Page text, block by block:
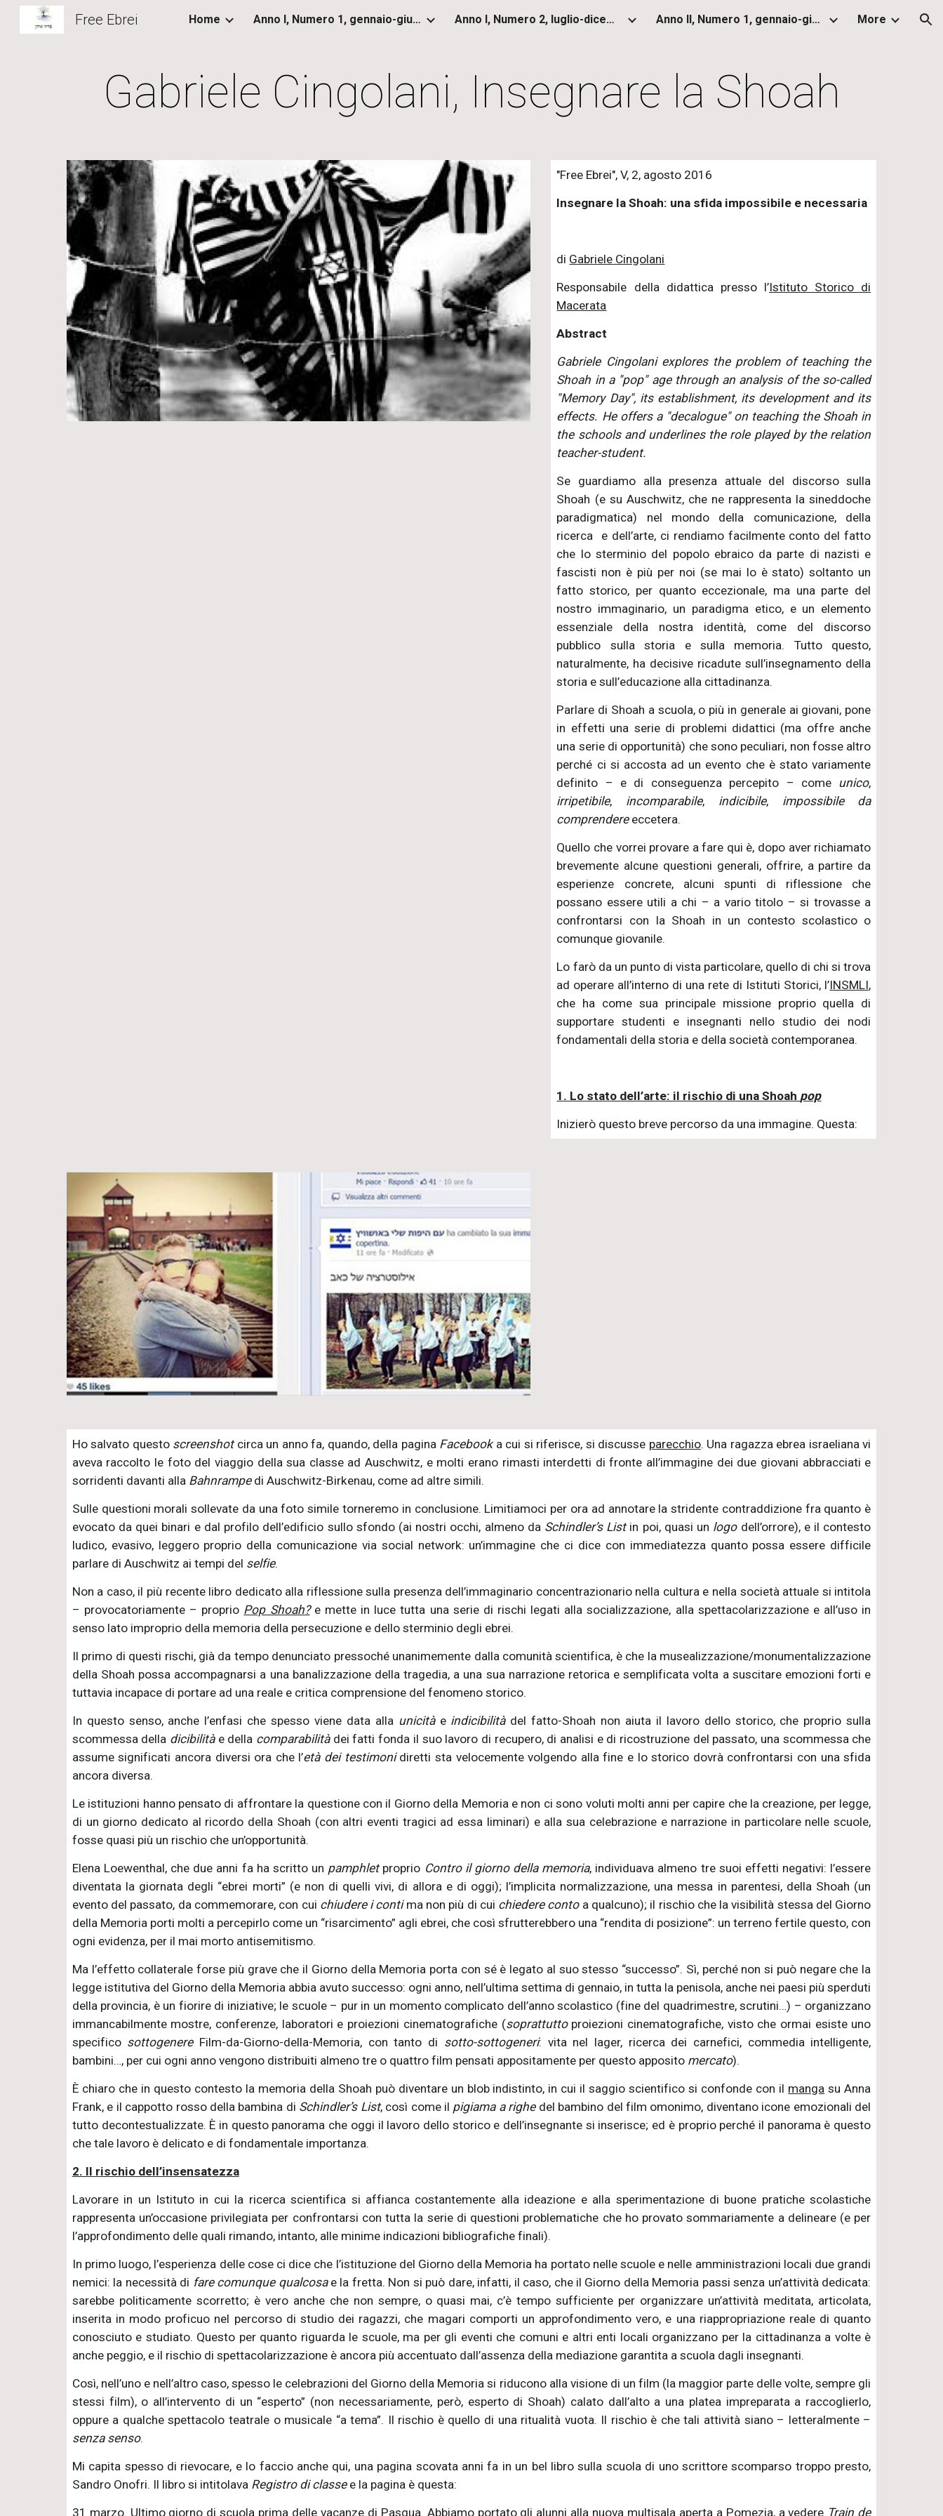
Skip to main content Skip to navigation
Free Ebrei Home Anno I, Numero 1, gennaio-giugno 2012 Anno I, Numero 2, luglio-dicembre 2012 Anno II, Numero 1, gennaio-giugno 2013 More
Gabriele Cingolani, Insegnare la Shoah
"Free Ebrei", V, 2, agosto 2016
Insegnare la Shoah: una sfida impossibile e necessaria
di Gabriele Cingolani
Responsabile della didattica presso l’Istituto Storico di
Macerata
Abstract
Gabriele Cingolani explores the problem of teaching the
Shoah in a "pop" age through an analysis of the so-called
"Memory Day", its establishment, its development and its
effects. He offers a "decalogue" on teaching the Shoah in
the schools and underlines the role played by the relation
teacher-student.
Se guardiamo alla presenza attuale del discorso sulla
Shoah (e su Auschwitz, che ne rappresenta la sineddoche
paradigmatica) nel mondo della comunicazione, della
ricerca e dell’arte, ci rendiamo facilmente conto del fatto
che lo sterminio del popolo ebraico da parte di nazisti e
fascisti non è più per noi (se mai lo è stato) soltanto un
fatto storico, per quanto eccezionale, ma una parte del
nostro immaginario, un paradigma etico, e un elemento
essenziale della nostra identità, come del discorso
pubblico sulla storia e sulla memoria. Tutto questo,
naturalmente, ha decisive ricadute sull’insegnamento della
storia e sull’educazione alla cittadinanza.
Parlare di Shoah a scuola, o più in generale ai giovani, pone
in effetti una serie di problemi didattici (ma offre anche
una serie di opportunità) che sono peculiari, non fosse altro
perché ci si accosta ad un evento che è stato variamente
definito – e di conseguenza percepito – come unico,
irripetibile, incomparabile, indicibile, impossibile da
comprendere eccetera.
Quello che vorrei provare a fare qui è, dopo aver richiamato
brevemente alcune questioni generali, offrire, a partire da
esperienze concrete, alcuni spunti di riflessione che
possano essere utili a chi – a vario titolo – si trovasse a
confrontarsi con la Shoah in un contesto scolastico o
comunque giovanile.
Lo farò da un punto di vista particolare, quello di chi si trova
ad operare all’interno di una rete di Istituti Storici, l’INSMLI,
che ha come sua principale missione proprio quella di
supportare studenti e insegnanti nello studio dei nodi
fondamentali della storia e della società contemporanea.
1. Lo stato dell’arte: il rischio di una Shoah pop
Inizierò questo breve percorso da una immagine. Questa:
Ho salvato questo screenshotcirca un anno fa, quando, della pagina Facebooka cui si riferisce, si discusse parecchio. Una ragazza ebrea israeliana vi
aveva raccolto le foto del viaggio della sua classe ad Auschwitz, e molti erano rimasti interdetti di fronte all’immagine dei due giovani abbracciati e
sorridenti davanti alla Bahnrampe di Auschwitz-Birkenau, come ad altre simili.
Sulle questioni morali sollevate da una foto simile torneremo in conclusione. Limitiamoci per ora ad annotare la stridente contraddizione fra quanto è
evocato da quei binari e dal profilo dell’edificio sullo sfondo (ai nostri occhi, almeno da Schindler’s List in poi, quasi un logodell’orrore), e il contesto
ludico, evasivo, leggero proprio della comunicazione via social network: un’immagine che ci dice con immediatezza quanto possa essere difficile
parlare di Auschwitz ai tempi del selfie.
Non a caso, il più recente libro dedicato alla riflessione sulla presenza dell’immaginario concentrazionario nella cultura e nella società attuale si intitola
– provocatoriamente – proprio Pop Shoah? e mette in luce tutta una serie di rischi legati alla socializzazione, alla spettacolarizzazione e all’uso in
senso lato improprio della memoria della persecuzione e dello sterminio degli ebrei.
Il primo di questi rischi, già da tempo denunciato pressoché unanimemente dalla comunità scientifica, è che la musealizzazione/monumentalizzazione
della Shoah possa accompagnarsi a una banalizzazione della tragedia, a una sua narrazione retorica e semplificata volta a suscitare emozioni forti e
tuttavia incapace di portare ad una reale e critica comprensione del fenomeno storico.
In questo senso, anche l’enfasi che spesso viene data alla unicità e indicibilitàdel fatto-Shoah non aiuta il lavoro dello storico, che proprio sulla
scommessa della dicibilità e della comparabilitàdei fatti fonda il suo lavoro di recupero, di analisi e di ricostruzione del passato, una scommessa che
assume significati ancora diversi ora che l’età dei testimoni diretti sta velocemente volgendo alla fine e lo storico dovrà confrontarsi con una sfida
ancora diversa.
Le istituzioni hanno pensato di affrontare la questione con il Giorno della Memoria e non ci sono voluti molti anni per capire che la creazione, per legge,
di un giorno dedicato al ricordo della Shoah (con altri eventi tragici ad essa liminari) e alla sua celebrazione e narrazione in particolare nelle scuole,
fosse quasi più un rischio che un’opportunità.
Elena Loewenthal, che due anni fa ha scritto un pamphlet proprio Contro il giorno della memoria, individuava almeno tre suoi effetti negativi: l’essere
diventata la giornata degli “ebrei morti” (e non di quelli vivi, di allora e di oggi); l’implicita normalizzazione, una messa in parentesi, della Shoah (un
evento del passato, da commemorare, con cui chiudere i contima non più di cui chiedere contoa qualcuno); il rischio che la visibilità stessa del Giorno
della Memoria porti molti a percepirlo come un “risarcimento” agli ebrei, che così sfrutterebbero una “rendita di posizione”: un terreno fertile questo, con
ogni evidenza, per il mai morto antisemitismo.
Ma l’effetto collaterale forse più grave che il Giorno della Memoria porta con sé è legato al suo stesso “successo”. Sì, perché non si può negare che la
legge istitutiva del Giorno della Memoria abbia avuto successo: ogni anno, nell’ultima settima di gennaio, in tutta la penisola, anche nei paesi più sperduti
della provincia, è un fiorire di iniziative; le scuole – pur in un momento complicato dell’anno scolastico (fine del quadrimestre, scrutini…) – organizzano
immancabilmente mostre, conferenze, laboratori e proiezioni cinematografiche (soprattutto proiezioni cinematografiche, visto che ormai esiste uno
specifico sottogenere Film-da-Giorno-della-Memoria, con tanto di sotto-sottogeneri: vita nel lager, ricerca dei carnefici, commedia intelligente,
bambini…, per cui ogni anno vengono distribuiti almeno tre o quattro film pensati appositamente per questo apposito mercato).
È chiaro che in questo contesto la memoria della Shoah può diventare un blob indistinto, in cui il saggio scientifico si confonde con il manga su Anna
Frank, e il cappotto rosso della bambina di Schindler’s List, così come il pigiama a righedel bambino del film omonimo, diventano icone emozionali del
tutto decontestualizzate. È in questo panorama che oggi il lavoro dello storico e dell’insegnante si inserisce; ed è proprio perché il panorama è questo
che tale lavoro è delicato e di fondamentale importanza.
2. Il rischio dell’insensatezza
Lavorare in un Istituto in cui la ricerca scientifica si affianca costantemente alla ideazione e alla sperimentazione di buone pratiche scolastiche
rappresenta un’occasione privilegiata per confrontarsi con tutta la serie di questioni problematiche che ho provato sommariamente a delineare (e per
l’approfondimento delle quali rimando, intanto, alle minime indicazioni bibliografiche finali).
In primo luogo, l’esperienza delle cose ci dice che l’istituzione del Giorno della Memoria ha portato nelle scuole e nelle amministrazioni locali due grandi
nemici: la necessità di fare comunque qualcosae la fretta. Non si può dare, infatti, il caso, che il Giorno della Memoria passi senza un’attività dedicata:
sarebbe politicamente scorretto; è vero anche che non sempre, o quasi mai, c’è tempo sufficiente per organizzare un’attività meditata, articolata,
inserita in modo proficuo nel percorso di studio dei ragazzi, che magari comporti un approfondimento vero, e una riappropriazione reale di quanto
conosciuto e studiato. Questo per quanto riguarda le scuole, ma per gli eventi che comuni e altri enti locali organizzano per la cittadinanza a volte è
anche peggio, e il rischio di spettacolarizzazione è ancora più accentuato dall’assenza della mediazione garantita a scuola dagli insegnanti.
Così, nell’uno e nell’altro caso, spesso le celebrazioni del Giorno della Memoria si riducono alla visione di un film (la maggior parte delle volte, sempre gli
stessi film), o all’intervento di un “esperto” (non necessariamente, però, esperto di Shoah) calato dall’alto a una platea impreparata a raccoglierlo,
oppure a qualche spettacolo teatrale o musicale “a tema”. Il rischio è quello di una ritualità vuota. Il rischio è che tali attività siano – letteralmente –
senza senso.
Mi capita spesso di rievocare, e lo faccio anche qui, una pagina scovata anni fa in un bel libro sulla scuola di uno scrittore scomparso troppo presto,
Sandro Onofri. Il libro si intitolava Registro di classee la pagina è questa:
31 marzo. Ultimo giorno di scuola prima delle vacanze di Pasqua. Abbiamo portato gli alunni alla nuova multisala aperta a Pomezia, a vedere Train de